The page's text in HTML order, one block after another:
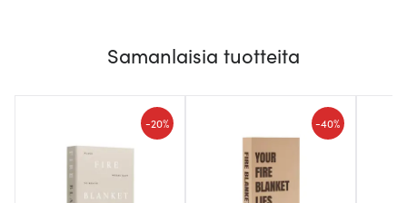
Samanlaisia tuotteita
-20% -40%